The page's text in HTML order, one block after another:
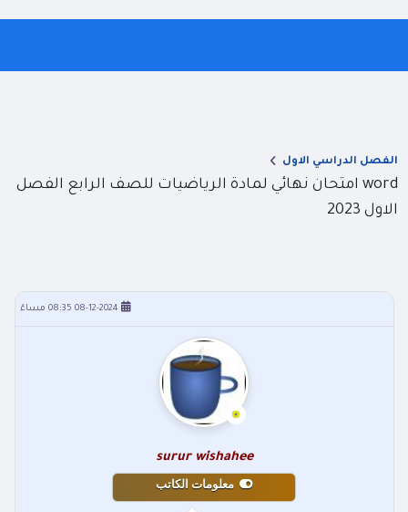
الفصل الدراسي الاول
word امتحان نهائي لمادة الرياضيات للصف الرابع الفصل
الاول 2023
08-12-2024 08:35 مساءً
surur wishahee
معلومات الكاتب